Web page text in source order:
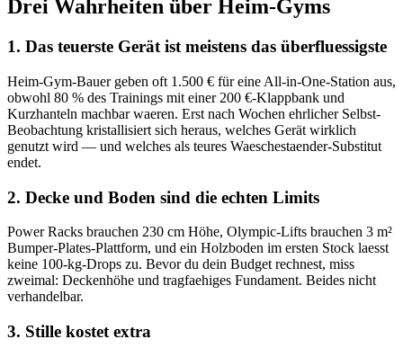
Drei Wahrheiten über Heim-Gyms
1. Das teuerste Gerät ist meistens das überfluessigste
Heim-Gym-Bauer geben oft 1.500 € für eine All-in-One-Station aus,
obwohl 80 % des Trainings mit einer 200 €-Klappbank und
Kurzhanteln machbar waeren. Erst nach Wochen ehrlicher Selbst-
Beobachtung kristallisiert sich heraus, welches Gerät wirklich
genutzt wird — und welches als teures Waeschestaender-Substitut
endet.
2. Decke und Boden sind die echten Limits
Power Racks brauchen 230 cm Höhe, Olympic-Lifts brauchen 3 m²
Bumper-Plates-Plattform, und ein Holzboden im ersten Stock laesst
keine 100-kg-Drops zu. Bevor du dein Budget rechnest, miss
zweimal: Deckenhöhe und tragfaehiges Fundament. Beides nicht
verhandelbar.
3. Stille kostet extra